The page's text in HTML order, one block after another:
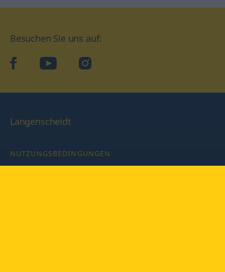
Besuchen Sie uns auf:
facebookYouTube Instagram
Langenscheidt
NUTZUNGSBEDINGUNGEN